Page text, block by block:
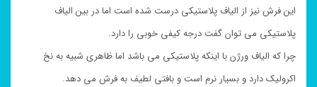
این فرش نیز از الیاف پلاستیکی درست شده است اما در بین الیاف
پلاستیکی می توان گفت درجه کیفی خوبی را دارد.
چرا که الیاف ورژن با اینکه پلاستیکی می باشد اما ظاهری شبیه به نخ
اکرولیک دارد و بسیار نرم است و بافتی لطیف به فرش می دهد.